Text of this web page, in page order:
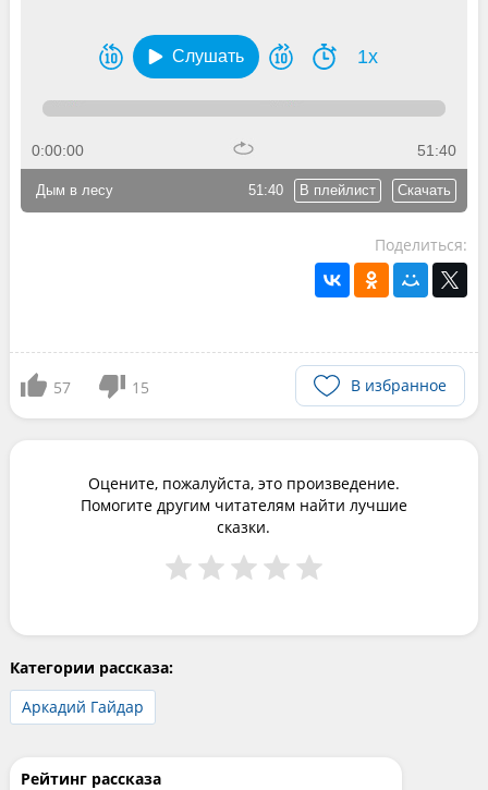
Слушать 1x
0:00:00 51:40
51:40 В плейлист Скачать
Дым в лесу
Поделиться:
57 15 В избранное
Оцените, пожалуйста, это произведение.
Помогите другим читателям найти лучшие
сказки.
Категории рассказа:
Аркадий Гайдар
Рейтинг рассказа